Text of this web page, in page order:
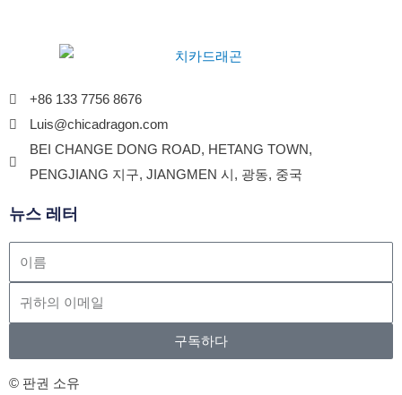
+86 133 7756 8676
Luis@chicadragon.com
BEI CHANGE DONG ROAD, HETANG TOWN,
PENGJIANG 지구, JIANGMEN 시, 광동, 중국
뉴스 레터
구독하다
© 판권 소유